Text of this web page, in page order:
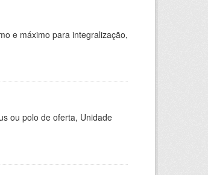
e máximo para integralização,
ou polo de oferta, Unidade